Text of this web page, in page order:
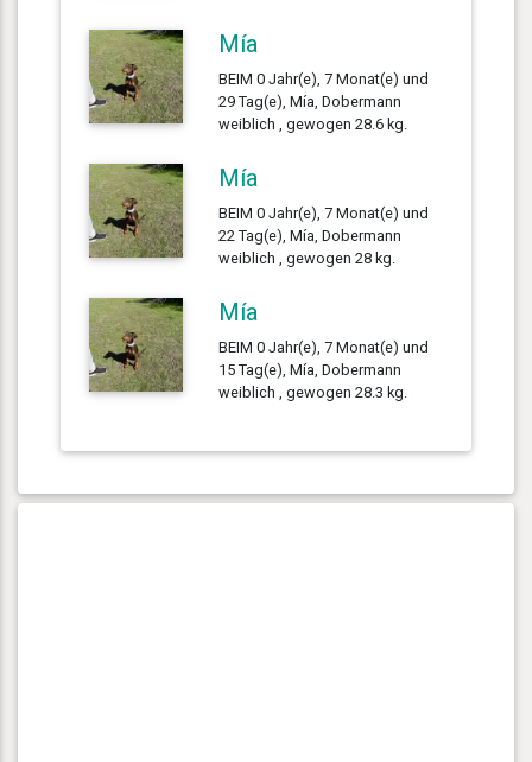
Mía
BEIM 0 Jahr(e), 7 Monat(e) und
29 Tag(e), Mía, Dobermann
weiblich , gewogen 28.6 kg.
Mía
BEIM 0 Jahr(e), 7 Monat(e) und
22 Tag(e), Mía, Dobermann
weiblich , gewogen 28 kg.
Mía
BEIM 0 Jahr(e), 7 Monat(e) und
15 Tag(e), Mía, Dobermann
weiblich , gewogen 28.3 kg.